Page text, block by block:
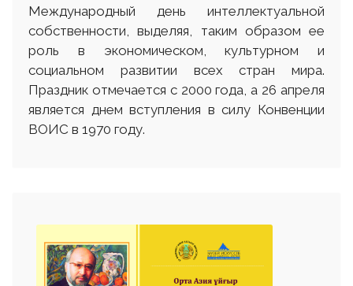
Международный день интеллектуальной
собственности, выделяя, таким образом ее
роль в экономическом, культурном и
социальном развитии всех стран мира.
Праздник отмечается с 2000 года, а 26 апреля
является днем вступления в силу Конвенции
ВОИС в 1970 году.